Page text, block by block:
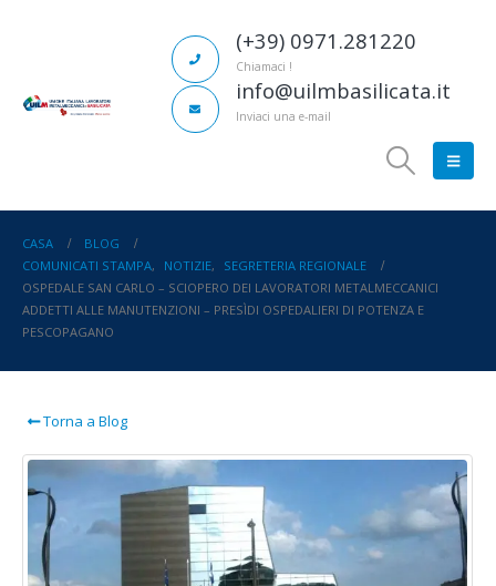
(+39) 0971.281220
Chiamaci !
info@uilmbasilicata.it
Inviaci una e-mail
CASA
BLOG
COMUNICATI STAMPA, NOTIZIE,
SEGRETERIA REGIONALE
OSPEDALE SAN CARLO – SCIOPERO DEI LAVORATORI METALMECCANICI
ADDETTI ALLE MANUTENZIONI – PRESÌDI OSPEDALIERI DI POTENZA E
PESCOPAGANO
Torna a Blog